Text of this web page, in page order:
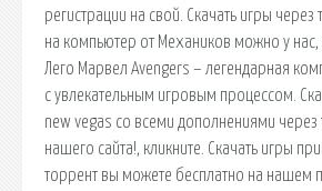
регистрации на свой. Скачать игры через
на компьютер от Механиков можно у нас,
Лего Марвел Avengers – легендарная
с увлекательным игровым процессом.
new vegas со всеми дополнениями
нашего сайта!, кликните. Скачать игры
торрент вы можете бесплатно на нашем